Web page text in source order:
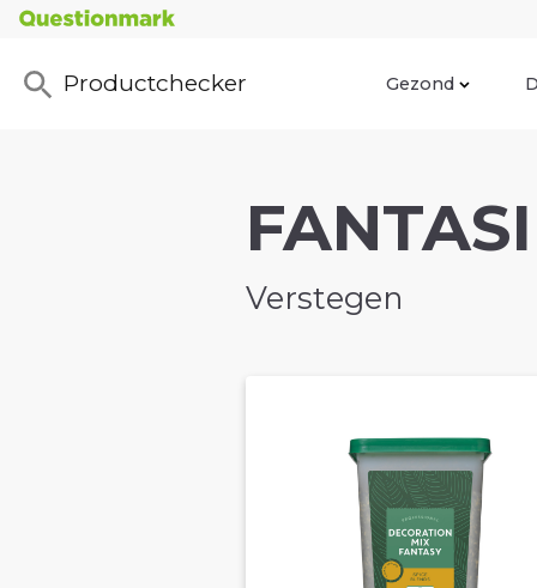
Productchecker Gezond
Verstegen